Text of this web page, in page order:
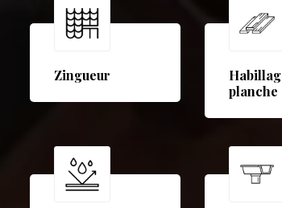
Zingueur
planche